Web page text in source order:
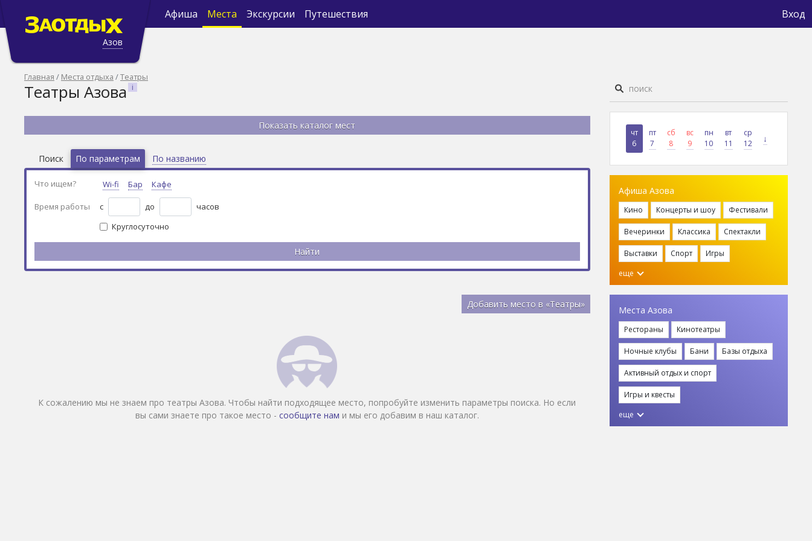
Азов
Афиша Места Экскурсии Путешествия Вход
Главная Места отдыха Театры
Театры Азова
Показать каталог мест
Поиск По параметрам По названию
Что ищем? Wi-fi Бар Кафе
Время работы с до
часов
Круглосуточно
Добавить место в «Театры»
К сожалению мы не знаем про театры Азова. Чтобы найти подходящее место, попробуйте изменить параметры поиска. Но если
вы сами знаете про такое место - сообщите нам и мы его добавим в наш каталог.
чт
6
пт
7
сб
8
вс
9
пн
10
вт
11
ср
12
↓
Афиша Азова
Кино Концерты и шоу Фестивали
Вечеринки Классика Спектакли
Выставки Спорт
Игры
еще
Места Азова
Рестораны Кинотеатры
Ночные клубы Бани Базы отдыха
Активный отдых и спорт
Игры и квесты
еще